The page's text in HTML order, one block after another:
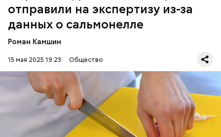
отправили на экспертизу из-за
данных о сальмонелле
Роман Камшин
15 мая 2025 19:23 Общество
помидоры черри либо грунтовые.
беременным, кормящим женщинам;
людям с ослабленной иммунной системой;
пожилым;